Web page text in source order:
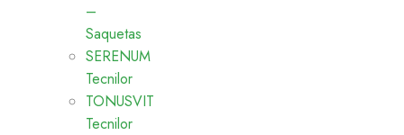
–
Saquetas
SERENUM
Tecnilor
TONUSVIT
Tecnilor